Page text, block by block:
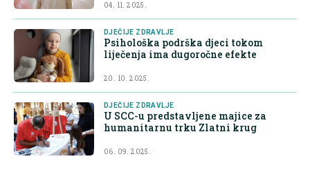
04. 11. 2025.
DJEČIJE ZDRAVLJE
Psihološka podrška djeci tokom
liječenja ima dugoročne efekte
20. 10. 2025.
DJEČIJE ZDRAVLJE
U SCC-u predstavljene majice za
humanitarnu trku Zlatni krug
06. 09. 2025.